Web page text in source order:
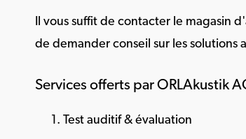
Il vous suffit de contacter le magasin
de demander conseil sur les solutions
Services offerts par ORLAkustik
Test auditif & évaluation